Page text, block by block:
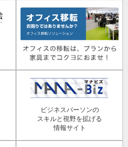
ビジネスパーソンの
スキルと視野を拡げる
情報サイト